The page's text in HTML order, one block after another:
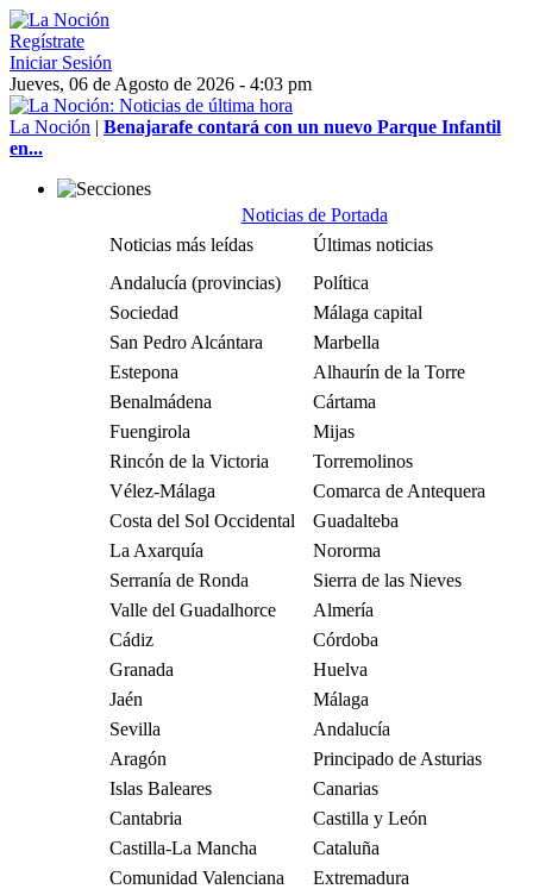
Regístrate
Iniciar Sesión
Jueves, 06 de Agosto de 2026 - 4:03 pm
La Noción | Benajarafe contará con un nuevo Parque Infantil
en...
Noticias de Portada
Noticias más leídas
Últimas noticias
Andalucía (provincias)
Política
Sociedad
Málaga capital
San Pedro Alcántara
Marbella
Estepona
Alhaurín de la Torre
Benalmádena
Cártama
Fuengirola
Mijas
Rincón de la Victoria
Torremolinos
Vélez-Málaga
Comarca de Antequera
Costa del Sol Occidental
Guadalteba
La Axarquía
Nororma
Serranía de Ronda
Sierra de las Nieves
Valle del Guadalhorce
Almería
Cádiz
Córdoba
Granada
Huelva
Jaén
Málaga
Sevilla
Andalucía
Aragón
Principado de Asturias
Islas Baleares
Canarias
Cantabria
Castilla y León
Castilla-La Mancha
Cataluña
Comunidad Valenciana
Extremadura